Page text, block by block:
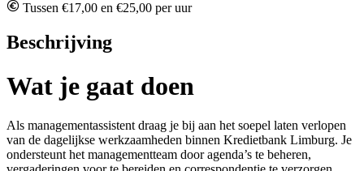
Tussen €17,00 en €25,00 per uur
Beschrijving
Wat je gaat doen
Als managementassistent draag je bij aan het soepel laten verlopen
van de dagelijkse werkzaamheden binnen Kredietbank Limburg. Je
ondersteunt het managementteam door agenda’s te beheren,